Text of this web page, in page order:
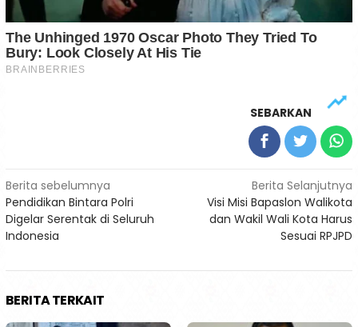
SEBARKAN
Navigasi
pos
Berita sebelumnya
Pendidikan Bintara Polri
Digelar Serentak di Seluruh
Indonesia
Berita Selanjutnya
Visi Misi Bapaslon Walikota
dan Wakil Wali Kota Harus
Sesuai RPJPD
BERITA TERKAIT